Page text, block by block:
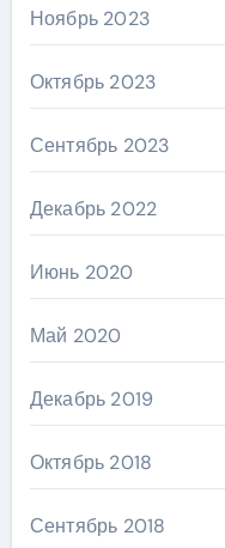
Ноябрь 2023
Октябрь 2023
Сентябрь 2023
Декабрь 2022
Июнь 2020
Май 2020
Декабрь 2019
Октябрь 2018
Сентябрь 2018